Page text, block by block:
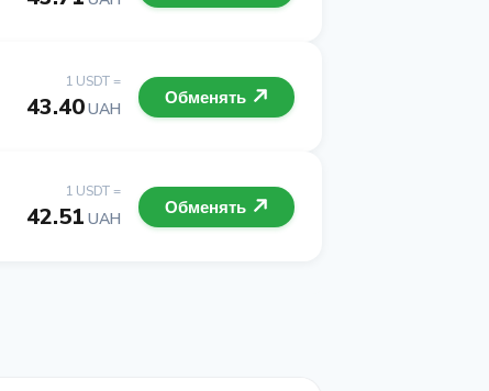
1 USDT =
43.40UAH
Обменять
1 USDT =
42.51 UAH
Обменять